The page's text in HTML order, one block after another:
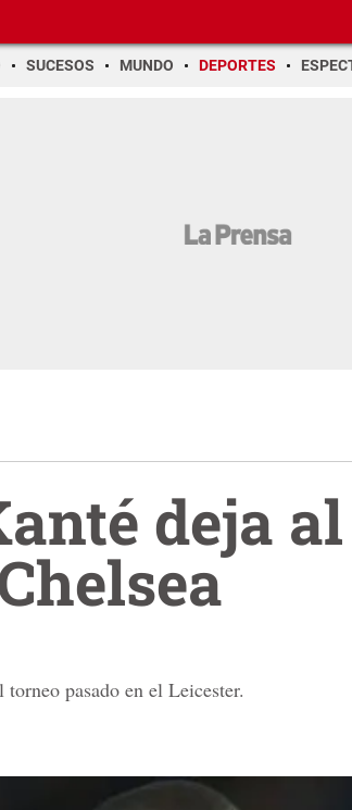
SUCESOS MUNDO DEPORTES
deja
pasado en el Leicester.